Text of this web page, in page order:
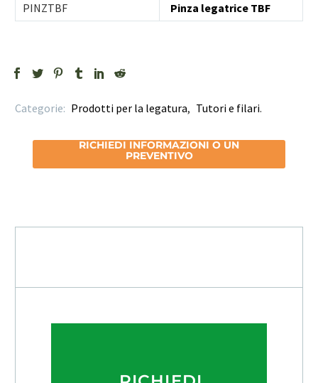
PINZTBF
Pinza legatrice TBF
Categorie: Prodotti per la legatura, Tutori e filari.
RICHIEDI INFORMAZIONI O UN
PREVENTIVO